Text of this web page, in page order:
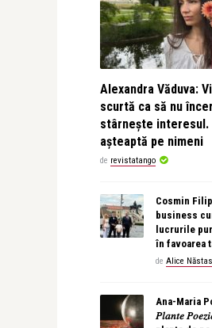
Alexandra Văduva:
scurtă ca să nu
stârnește interesul.
așteaptă pe nimeni
de revistatango
Cosmin
business
lucrurile
în favoarea
de Alice
Ana-Maria
𝑃𝑙𝑎𝑛𝑡𝑒